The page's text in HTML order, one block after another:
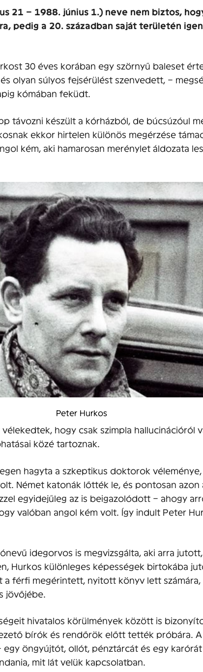
21 – 1988. június 1.) neve nem biztos,
pedig a 20. században saját területén
30 éves korában egy szörnyű baleset
olyan súlyos fejsérülést szenvedett, –
kómában feküdt.
távozni készült a kórházból, de búcsúzóul
ekkor hirtelen különös megérzése
kém, aki hamarosan merénylet áldozata
Peter Hurkos
hogy csak szimpla hallucinációról
közé tartoznak.
hagyta a szkeptikus doktorok
Német katonák lőtték le, és pontosan azon
egyidejűleg az is beigazolódott – ahogy
valóban angol kém volt. Így indult Peter
idegorvos is megvizsgálta, aki arra
Hurkos különleges képességek birtokába
a férfi megérintett, nyitott könyv lett
jövőjébe.
hivatalos körülmények között is
bírók és rendőrök előtt tették próbára.
egy öngyújtót, ollót, pénztárcát és egy
mit lát velük kapcsolatban.